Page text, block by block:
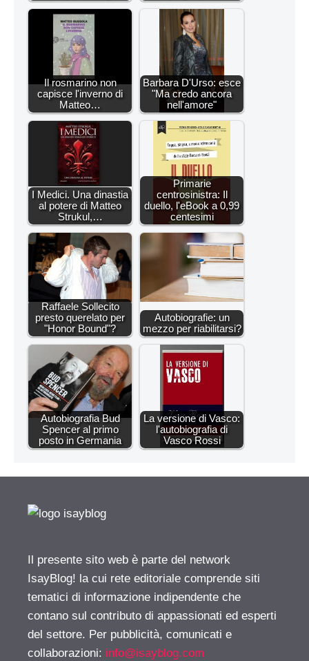
Il rosmarino non
capisce l'inverno di
Matteo…
Barbara D'Urso: esce
"Ma credo ancora
nell'amore"
I Medici. Una dinastia
al potere di Matteo
Strukul,…
Primarie
centrosinistra: Il
duello, l'eBook a 0,99
centesimi
Raffaele Sollecito
presto querelato per
"Honor Bound"?
Autobiografie: un
mezzo per riabilitarsi?
Autobiografia Bud
Spencer al primo
posto in Germania
La versione di Vasco:
l'autobiografia di
Vasco Rossi
Il presente sito web è parte del network
IsayBlog! la cui rete editoriale comprende siti
tematici di informazione indipendente che
contano sul contributo di appassionati ed esperti
del settore. Per pubblicità, comunicati e
collaborazioni: info@isayblog.com